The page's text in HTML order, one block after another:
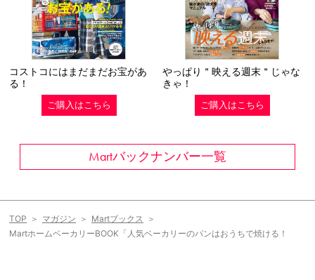
コストコにはまだまだお宝があ
る！
ご購入はこちら
やっぱり＂映える週末＂じゃな
きゃ！
ご購入はこちら
Martバックナンバー一覧
TOP マガジン
Martブックス
MartホームベーカリーBOOK「人気ベーカリーのパンはおうちで焼ける！